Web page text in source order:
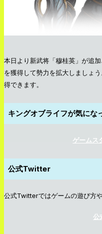
本日より新武将「穆桂英」が追
を獲得して勢力を拡大しましょ
得できます。
キングオブライフが気にな
ゲームス
公式Twitter
公式Twitterではゲームの遊び方
公